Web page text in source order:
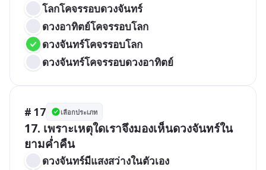
โลกโคจรรอบดวงจันทร์
ดวงอาทิตย์โคจรรอบโลก
ดวงจันทร์โคจรรอบโลก
ดวงจันทร์โคจรรอบดวงอาทิตย์
# 17 เลือกประเภท
17. เพราะเหตุใดเราจึงมองเห็นดวงจันทร์ใน
ยามค่ำคืน
ดวงจันทร์มีแสงสว่างในตัวเอง